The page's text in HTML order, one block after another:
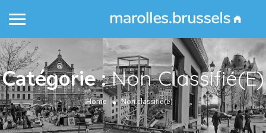
Catégorie :Non Classifié(e)
Home Non classifié(e)